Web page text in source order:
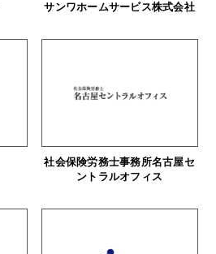
サンワホームサービス株式会社
社会保険労務士事務所名古屋セ
ントラルオフィス